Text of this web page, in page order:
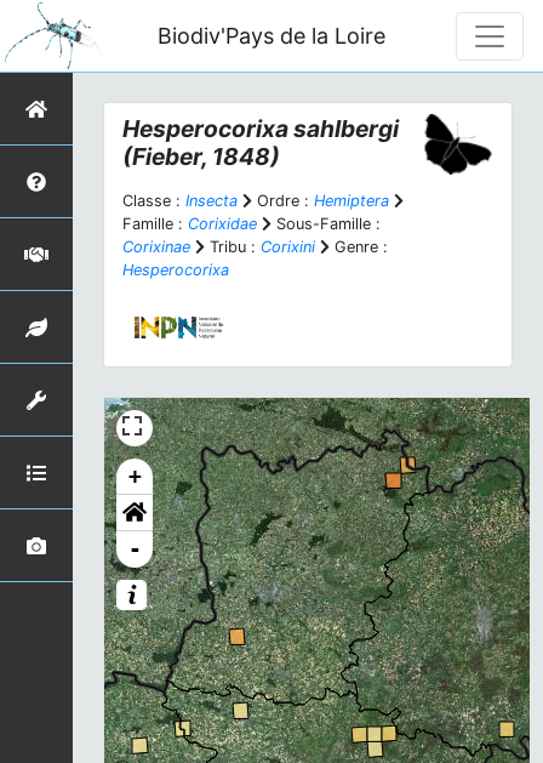
Biodiv'Pays de la Loire
Hesperocorixa sahlbergi
(Fieber, 1848)
Classe : Insecta Ordre : Hemiptera
Famille : Corixidae
Sous-Famille :
Corixinae
Tribu : Corixini
Genre :
Hesperocorixa
+
-